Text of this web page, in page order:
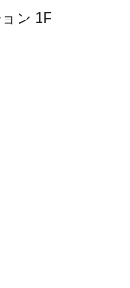
ン 1F